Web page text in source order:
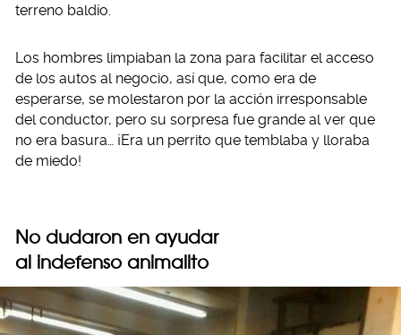
terreno baldío.
Los hombres limpiaban la zona para facilitar el acceso
de los autos al negocio, así que, como era de
esperarse, se molestaron por la acción irresponsable
del conductor, pero su sorpresa fue grande al ver que
no era basura… ¡Era un perrito que temblaba y lloraba
de miedo!
No dudaron en ayudar
al indefenso animalito